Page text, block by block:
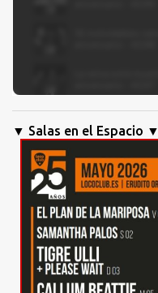
▼ Salas en el Espacio ▼